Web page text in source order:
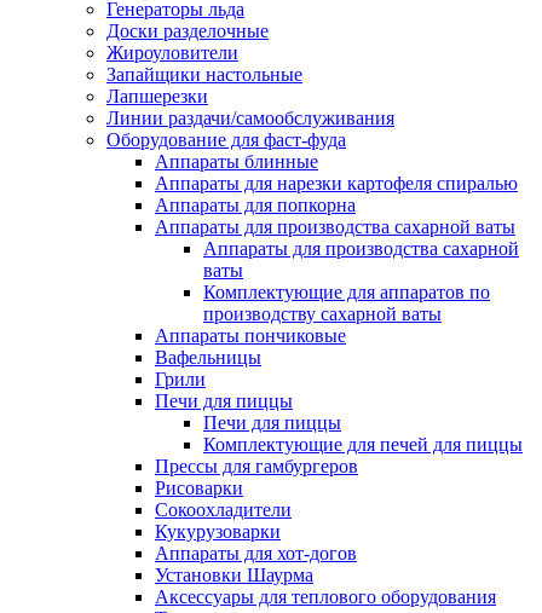
Генераторы льда
Доски разделочные
Жироуловители
Запайщики настольные
Лапшерезки
Линии раздачи/самообслуживания
Оборудование для фаст-фуда
Аппараты блинные
Аппараты для нарезки картофеля спиралью
Аппараты для попкорна
Аппараты для производства сахарной ваты
Аппараты для производства сахарной
ваты
Комплектующие для аппаратов по
производству сахарной ваты
Аппараты пончиковые
Вафельницы
Грили
Печи для пиццы
Печи для пиццы
Комплектующие для печей для пиццы
Прессы для гамбургеров
Рисоварки
Сокоохладители
Кукурузоварки
Аппараты для хот-догов
Установки Шаурма
Аксессуары для теплового оборудования